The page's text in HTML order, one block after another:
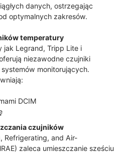
danych, ostrzegając
optymalnych zakresów.
temperatury
jak Legrand, Tripp Lite i
niezawodne czujniki
monitorujących.
DCIM
czujników
Refrigerating, and Air-
zaleca umieszczanie sześciu